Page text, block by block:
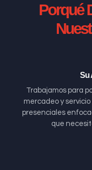
Porqué
Su
Trabajamos para
mercadeo y
presenciales
que